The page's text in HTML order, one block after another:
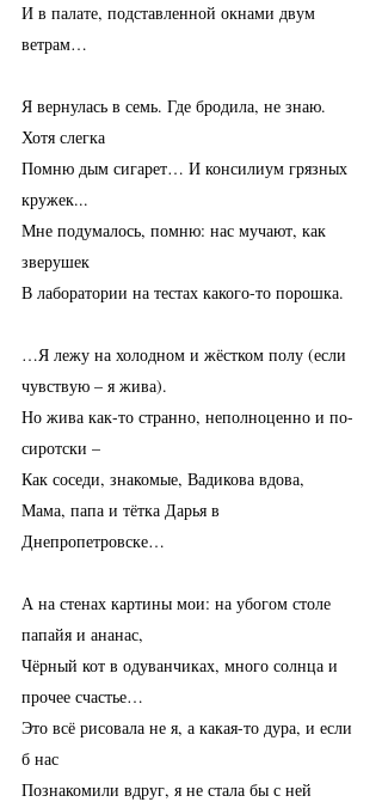
И в палате, подставленной окнами двум
ветрам…
Я вернулась в семь. Где бродила, не знаю.
Хотя слегка
Помню дым сигарет… И консилиум грязных
кружек...
Мне подумалось, помню: нас мучают, как
зверушек
В лаборатории на тестах какого-то порошка.
…Я лежу на холодном и жёстком полу (если
чувствую – я жива).
Но жива как-то странно, неполноценно и по-
сиротски –
Как соседи, знакомые, Вадикова вдова,
Мама, папа и тётка Дарья в
Днепропетровске…
А на стенах картины мои: на убогом столе
папайя и ананас,
Чёрный кот в одуванчиках, много солнца и
прочее счастье…
Это всё рисовала не я, а какая-то дура, и если
б нас
Познакомили вдруг, я не стала бы с ней